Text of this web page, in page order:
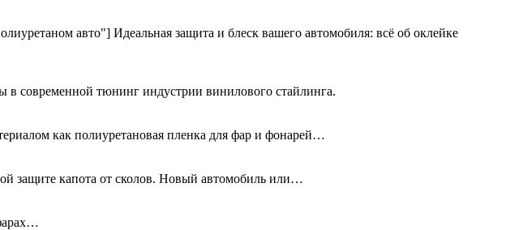
авто"] Идеальная защита и блеск вашего автомобиля: всё об оклейке
в современной тюнинг индустрии винилового стайлинга.
как полиуретановая пленка для фар и фонарей…
защите капота от сколов. Новый автомобиль или…